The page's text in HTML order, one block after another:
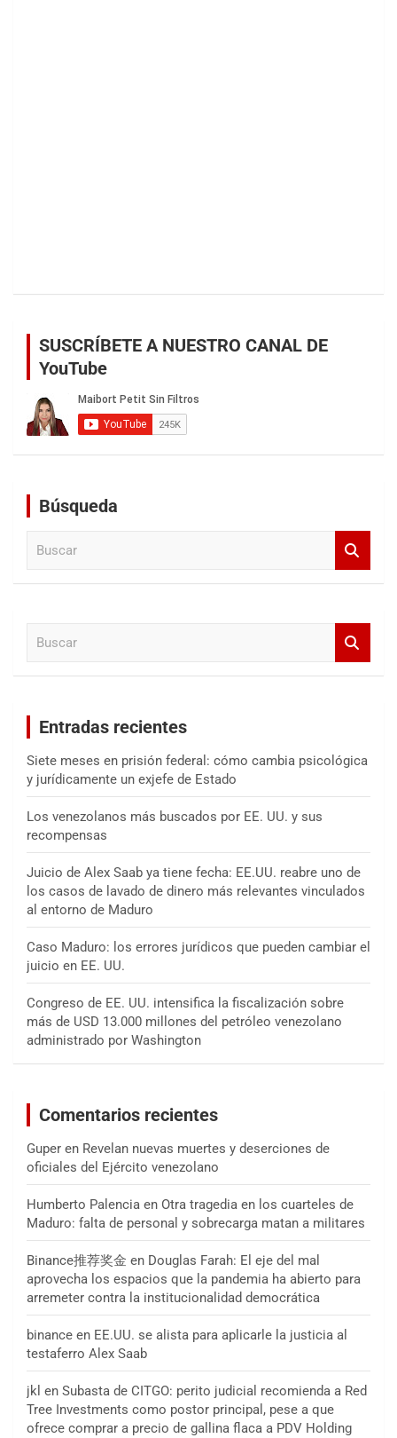
SUSCRÍBETE A NUESTRO CANAL DE
YouTube
Búsqueda
Entradas recientes
Siete meses en prisión federal: cómo cambia psicológica
y jurídicamente un exjefe de Estado
Los venezolanos más buscados por EE. UU. y sus
recompensas
Juicio de Alex Saab ya tiene fecha: EE.UU. reabre uno de
los casos de lavado de dinero más relevantes vinculados
al entorno de Maduro
Caso Maduro: los errores jurídicos que pueden cambiar el
juicio en EE. UU.
Congreso de EE. UU. intensifica la fiscalización sobre
más de USD 13.000 millones del petróleo venezolano
administrado por Washington
Comentarios recientes
Guper en Revelan nuevas muertes y deserciones de
oficiales del Ejército venezolano
Humberto Palencia en Otra tragedia en los cuarteles de
Maduro: falta de personal y sobrecarga matan a militares
Binance推荐奖金 en Douglas Farah: El eje del mal
aprovecha los espacios que la pandemia ha abierto para
arremeter contra la institucionalidad democrática
binance en EE.UU. se alista para aplicarle la justicia al
testaferro Alex Saab
jkl en Subasta de CITGO: perito judicial recomienda a Red
Tree Investments como postor principal, pese a que
ofrece comprar a precio de gallina flaca a PDV Holding